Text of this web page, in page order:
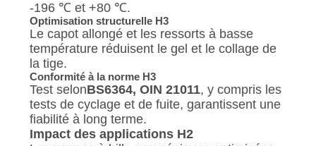
-196 ℃ et +80 ℃.
Optimisation structurelle H3
Le capot allongé et les ressorts à basse
température réduisent le gel et le collage de
la tige.
Conformité à la norme H3
Test selonBS6364, OIN 21011, y compris les
tests de cyclage et de fuite, garantissent une
fiabilité à long terme.
Impact des applications H2